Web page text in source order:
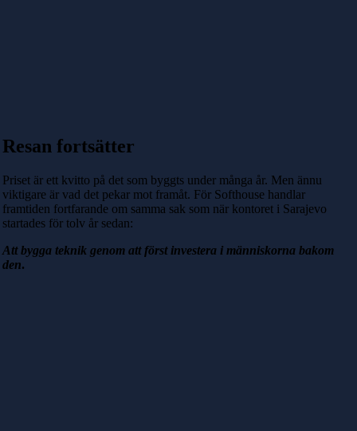
Resan fortsätter
Priset är ett kvitto på det som byggts under många år. Men ännu
viktigare är vad det pekar mot framåt. För Softhouse handlar
framtiden fortfarande om samma sak som när kontoret i Sarajevo
startades för tolv år sedan:
Att bygga teknik genom att först investera i människorna bakom
den.